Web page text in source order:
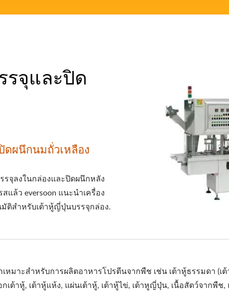
จุและปิด
ดผนึกนมถั่วเหลือง
รจุลงในกล่องและปิดผนึกหลัง
แล้ว eversoon แนะนำเครื่อง
ติสำหรับเต้าหู้ญี่ปุ่นบรรจุกล่อง.
หมาะสำหรับการผลิตอาหารโปรตีนจากพืช เช่น เต้าหู้ธรรมดา (เ
กเต้าหู้, เต้าหู้แห้ง, แผ่นเต้าหู้, เต้าหู้ไข่, เต้าหูญี่ปุ่น, เนื้อสัตว์จากพืช